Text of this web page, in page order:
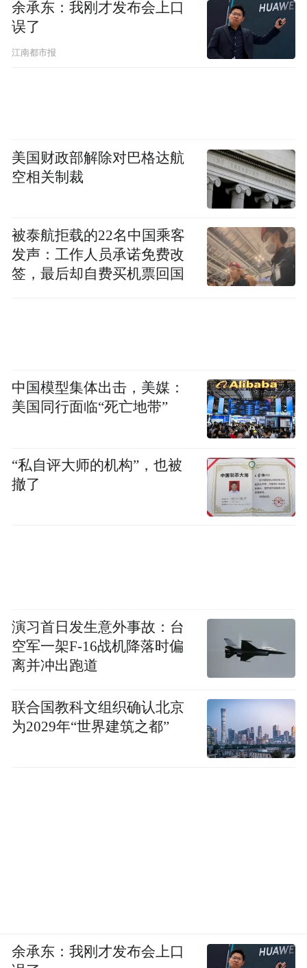
余承东：我刚才发布会上口
误了
江南都市报
美国财政部解除对巴格达航
空相关制裁
被泰航拒载的22名中国乘客
发声：工作人员承诺免费改
签，最后却自费买机票回国
中国模型集体出击，美媒：
美国同行面临“死亡地带”
“私自评大师的机构”，也被
撤了
演习首日发生意外事故：台
空军一架F-16战机降落时偏
离并冲出跑道
联合国教科文组织确认北京
为2029年“世界建筑之都”
余承东：我刚才发布会上口